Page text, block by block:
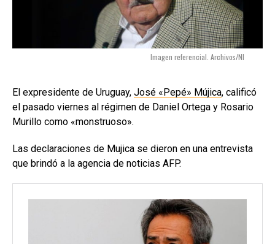
Imagen referencial. Archivos/NI
El expresidente de Uruguay, José «Pepé» Mújica, calificó
el pasado viernes al régimen de Daniel Ortega y Rosario
Murillo como «monstruoso».
Las declaraciones de Mujica se dieron en una entrevista
que brindó a la agencia de noticias AFP.